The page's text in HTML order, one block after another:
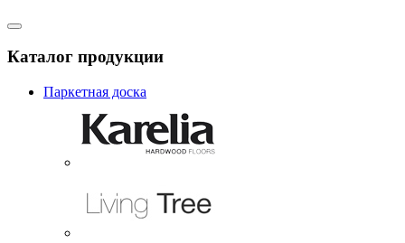
Каталог продукции
Паркетная доска